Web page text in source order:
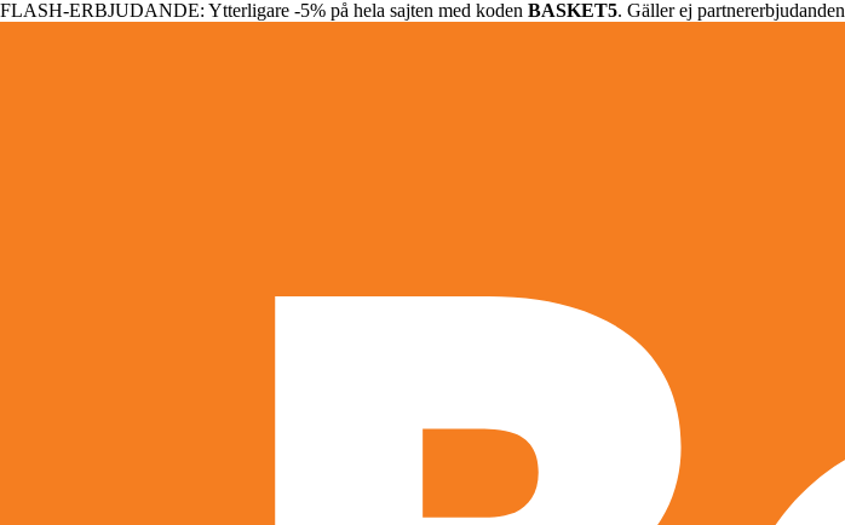
FLASH-ERBJUDANDE: Ytterligare -5% på hela sajten med koden BASKET5. Gäller ej partnererbjudanden